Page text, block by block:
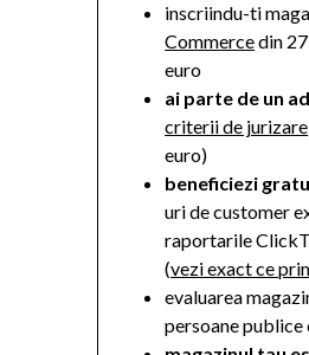
inscriindu-ti
Commercedin
euro
ai parte de un
criterii de jurizare
euro)
beneficiezi
uri de customer
raportarile
(vezi exact ce
evaluarea
persoane